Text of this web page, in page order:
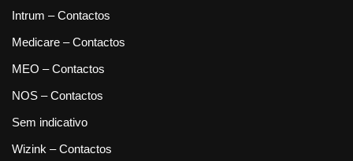
Intrum – Contactos
Medicare – Contactos
MEO – Contactos
NOS – Contactos
Sem indicativo
Wizink – Contactos